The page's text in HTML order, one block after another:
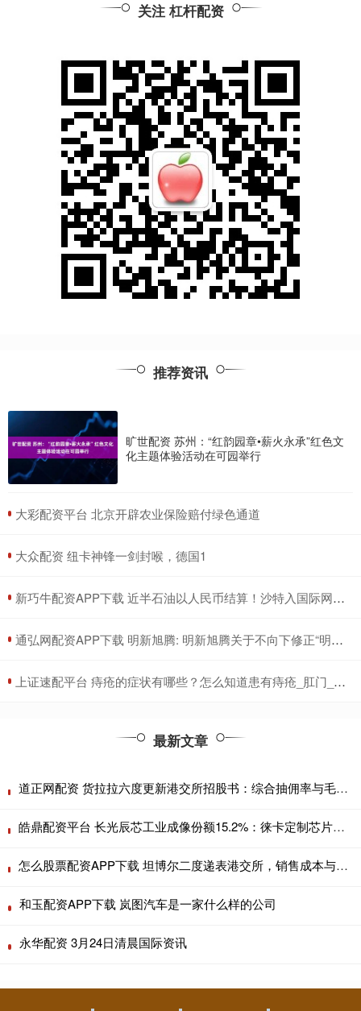
关注 杠杆配资
推荐资讯
旷世配资 苏州：“红韵园章•薪火永承”红色文
化主题体验活动在可园举行
​大彩配资平台 北京开辟农业保险赔付绿色通道
​大众配资 纽卡神锋一剑封喉，德国1
​新巧牛配资APP下载 近半石油以人民币结算！沙特入国际网，美元霸权遇挑战？
​通弘网配资APP下载 明新旭腾: 明新旭腾关于不向下修正“明新转债”转股价格的公告
​上证速配平台 痔疮的症状有哪些？怎么知道患有痔疮_肛门_内痔_产品
最新文章
道正网配资 货拉拉六度更新港交所招股书：综合抽佣率与毛利率均连续两年下降
皓鼎配资平台 长光辰芯工业成像份额15.2%：徕卡定制芯片订单为何花落它家
怎么股票配资APP下载 坦博尔二度递表港交所，销售成本与收入同步攀升，应收账款和存货双高
和玉配资APP下载 岚图汽车是一家什么样的公司
永华配资 3月24日清晨国际资讯